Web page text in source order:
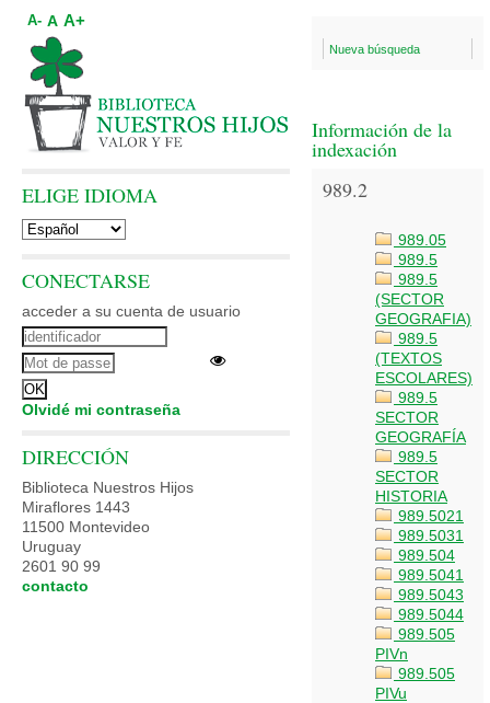
Nueva búsqueda
Información de la
indexación
989.2
989.05
989.5
989.5
(SECTOR
GEOGRAFIA)
989.5
(TEXTOS
ESCOLARES)
989.5
SECTOR
GEOGRAFÍA
989.5
SECTOR
HISTORIA
989.5021
989.5031
989.504
989.5041
989.5043
989.5044
989.505
PIVn
989.505
PIVu
A- A A+
ELIGE IDIOMA
CONECTARSE
acceder a su cuenta de usuario
Olvidé mi contraseña
DIRECCIÓN
Biblioteca Nuestros Hijos
Miraflores 1443
11500 Montevideo
Uruguay
2601 90 99
contacto